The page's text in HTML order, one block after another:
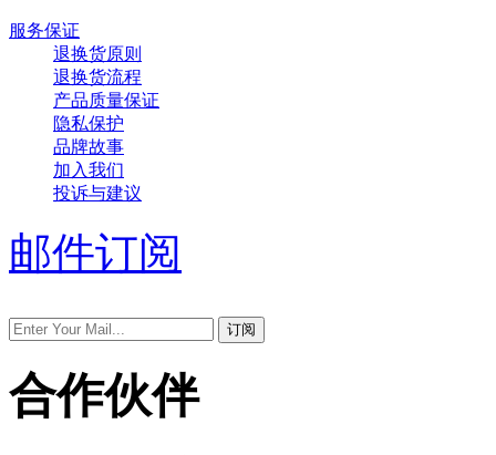
服务保证
退换货原则
退换货流程
产品质量保证
隐私保护
品牌故事
加入我们
投诉与建议
邮件订阅
合作伙伴